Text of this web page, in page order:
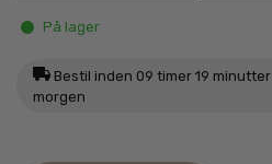
På lager
Bestil inden 09 timer 19 minutter
morgen